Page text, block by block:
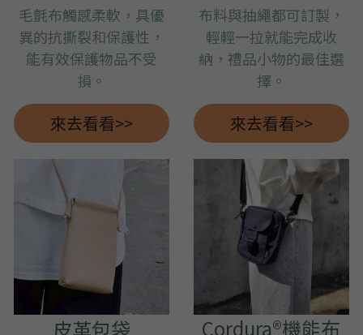
毛氈布觸感柔軟，具優
異的抗撕裂和保護性，
能有效保護物品不受
損。
來去看看>>
皮革包袋
布料與抽繩都可訂製，
輕輕一拉就能完成收
納，禮品小物的最佳選
擇。
來去看看>>
Cordura®機能布